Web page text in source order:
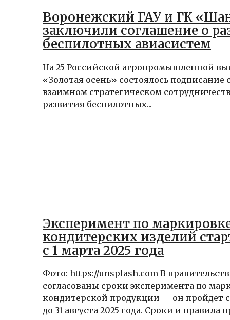
Воронежский ГАУ и ГК
заключили соглашение о
беспилотных авиасистем
На 25 Российской агропромышленной
«Золотая осень» состоялось подписание
взаимном стратегическом
развития беспилотных...
Эксперимент по
кондитерских изделий
с 1 марта 2025 года
Фото: https://unsplash.com В
согласованы сроки эксперимента по
кондитерской продукции — он пройдет с
до 31 августа 2025 года. Сроки и правила